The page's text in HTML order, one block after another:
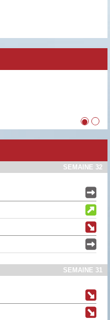
••
SEMAINE 32
SEMAINE 31